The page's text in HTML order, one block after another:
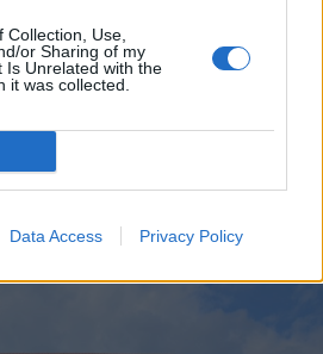
Use,
or Sharing of my
Is Unrelated with the
it was collected.
Data Access Privacy Policy
csütörtök
talán azért
rakétákat,
legyünk